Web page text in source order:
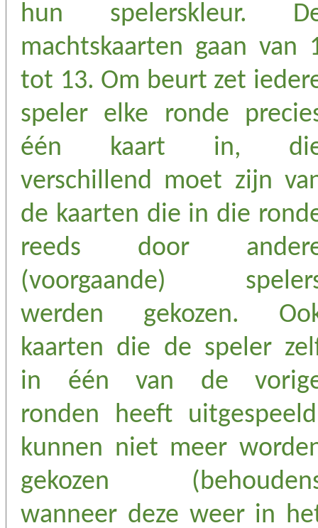
hun spelerskleur.
machtskaarten gaan van
tot 13. Om beurt zet
speler elke ronde
één kaart in,
verschillend moet zijn
de kaarten die in die
reeds door
(voorgaande)
werden gekozen.
kaarten die de speler
in één van de
ronden heeft
kunnen niet meer
gekozen
wanneer deze weer in